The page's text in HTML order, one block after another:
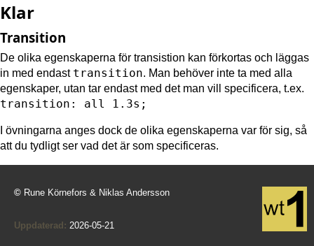
Klar
Transition
De olika egenskaperna för transistion kan förkortas och läggas
in med endast transition. Man behöver inte ta med alla
egenskaper, utan tar endast med det man vill specificera, t.ex.
transition: all 1.3s;
I övningarna anges dock de olika egenskaperna var för sig, så
att du tydligt ser vad det är som specificeras.
© Rune Körnefors & Niklas Andersson
Uppdaterad: 2026-05-21